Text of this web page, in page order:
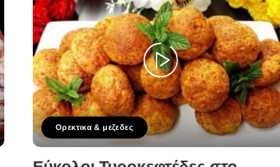
Ορεκτικα & μεζεδες